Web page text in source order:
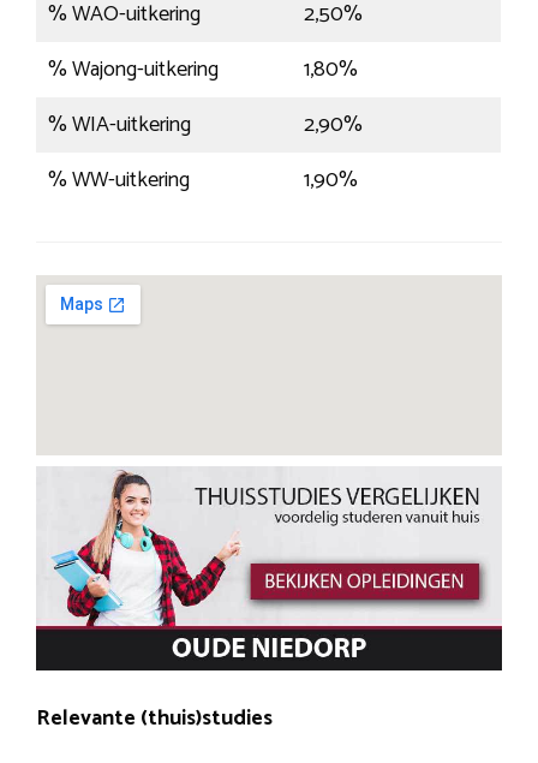
% WAO-uitkering
2,50%
% Wajong-uitkering
1,80%
% WIA-uitkering
2,90%
% WW-uitkering
1,90%
Relevante (thuis)studies